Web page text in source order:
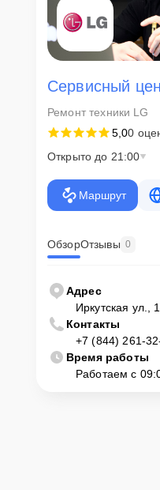
Сервисный
Ремонт техники LG
5,00
Открыто до 21:00
Маршрут
ОбзорОтзывы 0
Адрес
Иркутская ул.,
Контакты
+7 (844) 261-
Время работы
Работаем с